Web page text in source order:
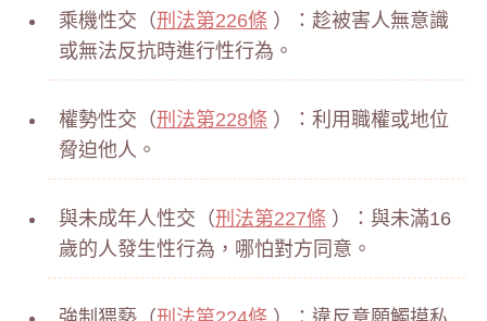
乘機性交（刑法第226條 ）：趁被害人無意識
或無法反抗時進行性行為。
權勢性交（刑法第228條 ）：利用職權或地位
脅迫他人。
與未成年人性交（刑法第227條 ）：與未滿16
歲的人發生性行為，哪怕對方同意。